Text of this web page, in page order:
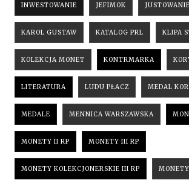
INWESTOWANIE JEFIMOK JUSTOWANIE
KAROL GUSTAW KATALOG PRL KLIPA
KOLEKCJA MONET KONTRMARKA
LITERATURA LUDU PŁACZ MEDAL
MEDALE MENNICA WARSZAWSKA
MONETY II RP MONETY III RP
MONETY KOLEKCJONERSKIE III RP